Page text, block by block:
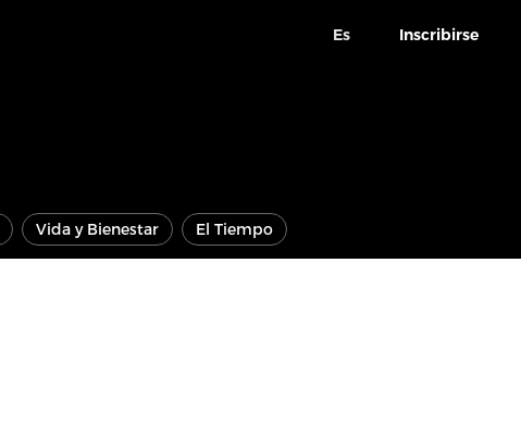
Es Inscribirse
Vida y Bienestar El Tiempo